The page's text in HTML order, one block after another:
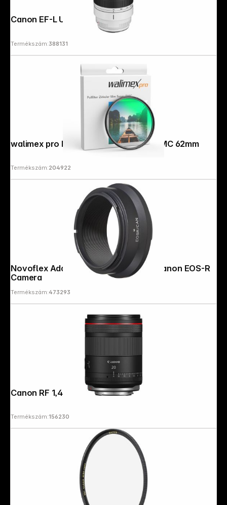
Canon EF-L USM 2,8/70-200 IS III
Termékszám:388131
walimex pro Pol zirkular Slim Super DMC 62mm
Termékszám:204922
Novoflex Adapter Canon FD lens to Canon EOS-R
Camera
Termékszám:473293
Canon RF 1,4/20 L VCM
Termékszám:156230
Copyright © 2000 - 2026 DIFOX. All rights reserved.